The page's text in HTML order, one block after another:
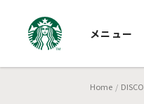
メニュー
Home